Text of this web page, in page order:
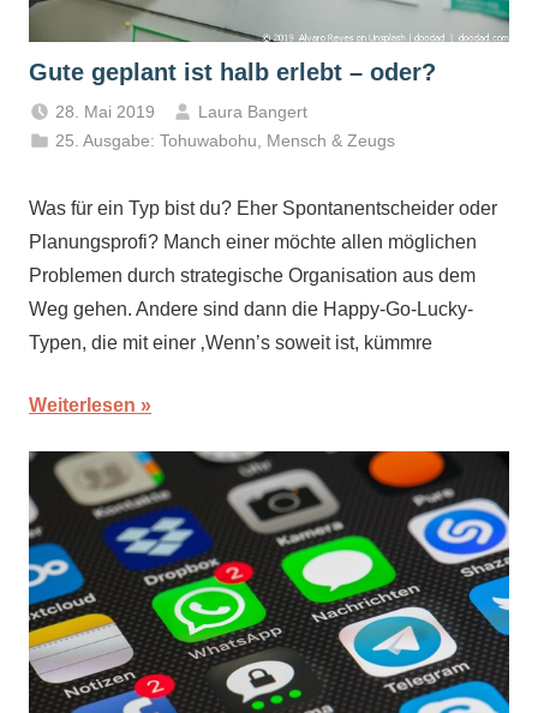
Gute geplant ist halb erlebt – oder?
28. Mai 2019
Laura Bangert
25. Ausgabe: Tohuwabohu
Mensch & Zeugs
Was für ein Typ bist du? Eher Spontanentscheider oder
Planungsprofi? Manch einer möchte allen möglichen
Problemen durch strategische Organisation aus dem
Weg gehen. Andere sind dann die Happy-Go-Lucky-
Typen, die mit einer ‚Wenn’s soweit ist, kümmre
Weiterlesen